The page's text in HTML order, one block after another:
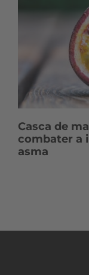
Casca de
combater a
asma